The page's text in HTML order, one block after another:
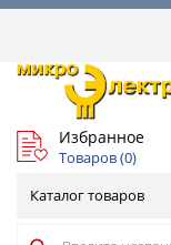
Избранное
Товаров (0)
Каталог товаров